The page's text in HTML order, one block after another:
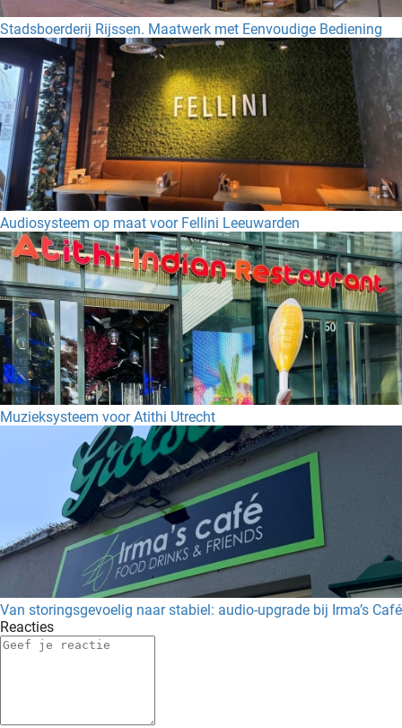
Stadsboerderij Rijssen. Maatwerk met Eenvoudige Bediening
Audiosysteem op maat voor Fellini Leeuwarden
Muzieksysteem voor Atithi Utrecht
Van storingsgevoelig naar stabiel: audio-upgrade bij Irma’s Café
Reacties